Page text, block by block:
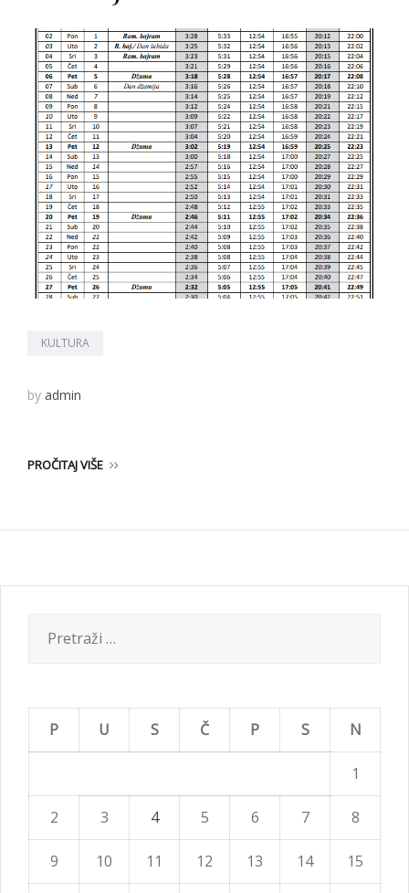
KULTURA
by admin
PROČITAJ VIŠE
P U S Č P S N
1
2 3 4 5 6 7 8
9 10 11 12 13 14 15